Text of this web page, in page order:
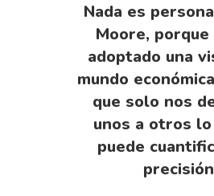
Nada es
Moore, porque
adoptado una
mundo
que solo nos
unos a otros
puede